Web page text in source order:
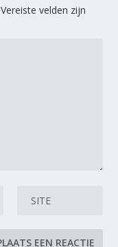
Vereiste velden zijn